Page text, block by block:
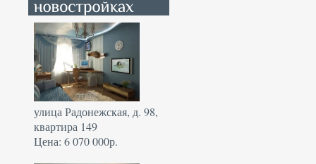
улица Радонежская, д. 98,
квартира 149
Цена: 6 070 000р.